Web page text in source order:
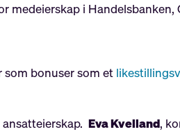
i Handelsbanken,
som bonuser som et
Eva Kvelland,